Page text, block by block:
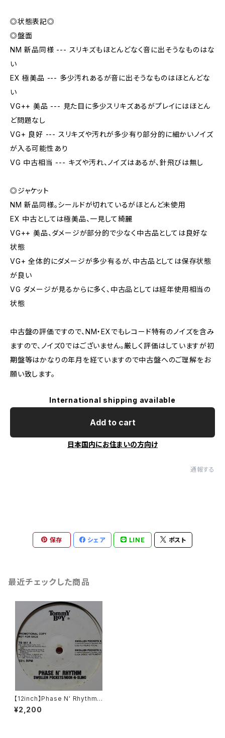
◎状態表記◎
◎盤面
NM 新品同様 --- スリキズもほとんどなく音に出そうなものはな
い
EX 極美品 --- 多少汚れあるが音に出そうなものはほとんどな
い
VG++ 美品 --- 見た目に多少スリキズあるがプレイにはほとん
ど問題なし
VG+ 良好 --- スリキズや汚れが多少有り部分的に細かいノイズ
が入る可能性あり
VG 中古相当 --- キズや汚れ、ノイズはあるが、針飛びは無し
◎ジャケット
NM 新品同様。シールドが切れているがほとんど未使用
EX 中古としては極美品、一見して綺麗
VG++ 美品、ダメージが部分的で少なく中古品としては良好な
状態
VG+ 全体的にダメージが多少有るが、中古品としては保存状態
が良い
VG ダメージが見るからに多く、中古品としては経年使用相当の
状態
中古盤の評価ですので、NM・EXでもレコード特有のノイズを含み
ますので、ノイズ0ではございません。厳しく評価はしていますが初
期盤等はかなりの年月を経ていますので中古盤へのご理解をお
願い致します。
International shipping available
Add to cart
日本国内にお住まいの方向け
通報する
保存 シェア LINE ポスト
最近チェックした商品
【12inch】Phase N' Rhythm /
Swollen Pockets / Hook-N
-Sling
¥2,200